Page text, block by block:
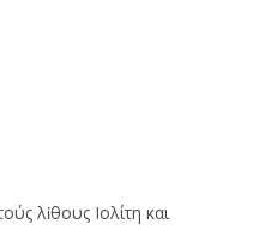
λἰθους Ιολίτη και